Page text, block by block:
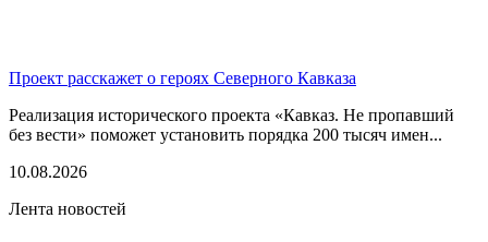
Проект расскажет о героях Северного Кавказа
Реализация исторического проекта «Кавказ. Не пропавший
без вести» поможет установить порядка 200 тысяч имен...
10.08.2026
Лента новостей